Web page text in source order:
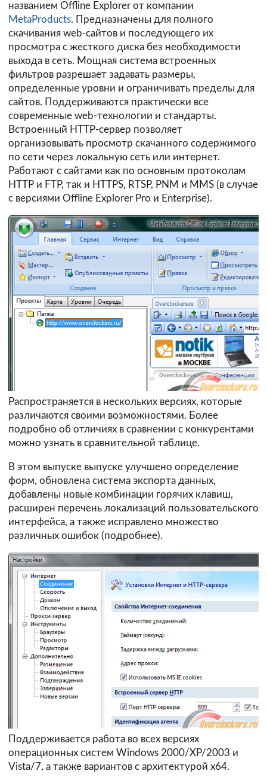
названием Offline Explorer от компании
MetaProducts. Предназначены для полного
скачивания web-сайтов и последующего их
просмотра с жесткого диска без необходимости
выхода в сеть. Мощная система встроенных
фильтров разрешает задавать размеры,
определенные уровни и ограничивать пределы для
сайтов. Поддерживаются практически все
современные web-технологии и стандарты.
Встроенный HTTP-сервер позволяет
организовывать просмотр скачанного содержимого
по сети через локальную сеть или интернет.
Работают с сайтами как по основным протоколам
HTTP и FTP, так и HTTPS, RTSP, PNM и MMS (в случае
с версиями Offline Explorer Pro и Enterprise).
Распространяется в нескольких версиях, которые
различаются своими возможностями. Более
подробно об отличиях в сравнении с конкурентами
можно узнать в сравнительной таблице.
В этом выпуске выпуске улучшено определение
форм, обновлена система экспорта данных,
добавлены новые комбинации горячих клавиш,
расширен перечень локализаций пользовательского
интерфейса, а также исправлено множество
различных ошибок (подробнее).
Поддерживается работа во всех версиях
операционных систем Windows 2000/XP/2003 и
Vista/7, а также вариантов с архитектурой х64.